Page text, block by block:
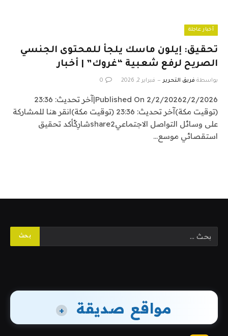
أخبار عاجلة
تحقيق: إيلون ماسك يلجأ للمحتوى الجنسي
الصريح لرفع شعبية “غروك” | أخبار
بواسطة فريق التحرير فبراير 2, 2026 0
Published On 2/2/20262/2/2026|آخر تحديث: 23:36
(توقيت مكة)آخر تحديث: 23:36 (توقيت مكة)انقر هنا للمشاركة
على وسائل التواصل الاجتماعيshare2شارِكْأكد تحقيق
استقصائي موسع…
مواقع صديقة +